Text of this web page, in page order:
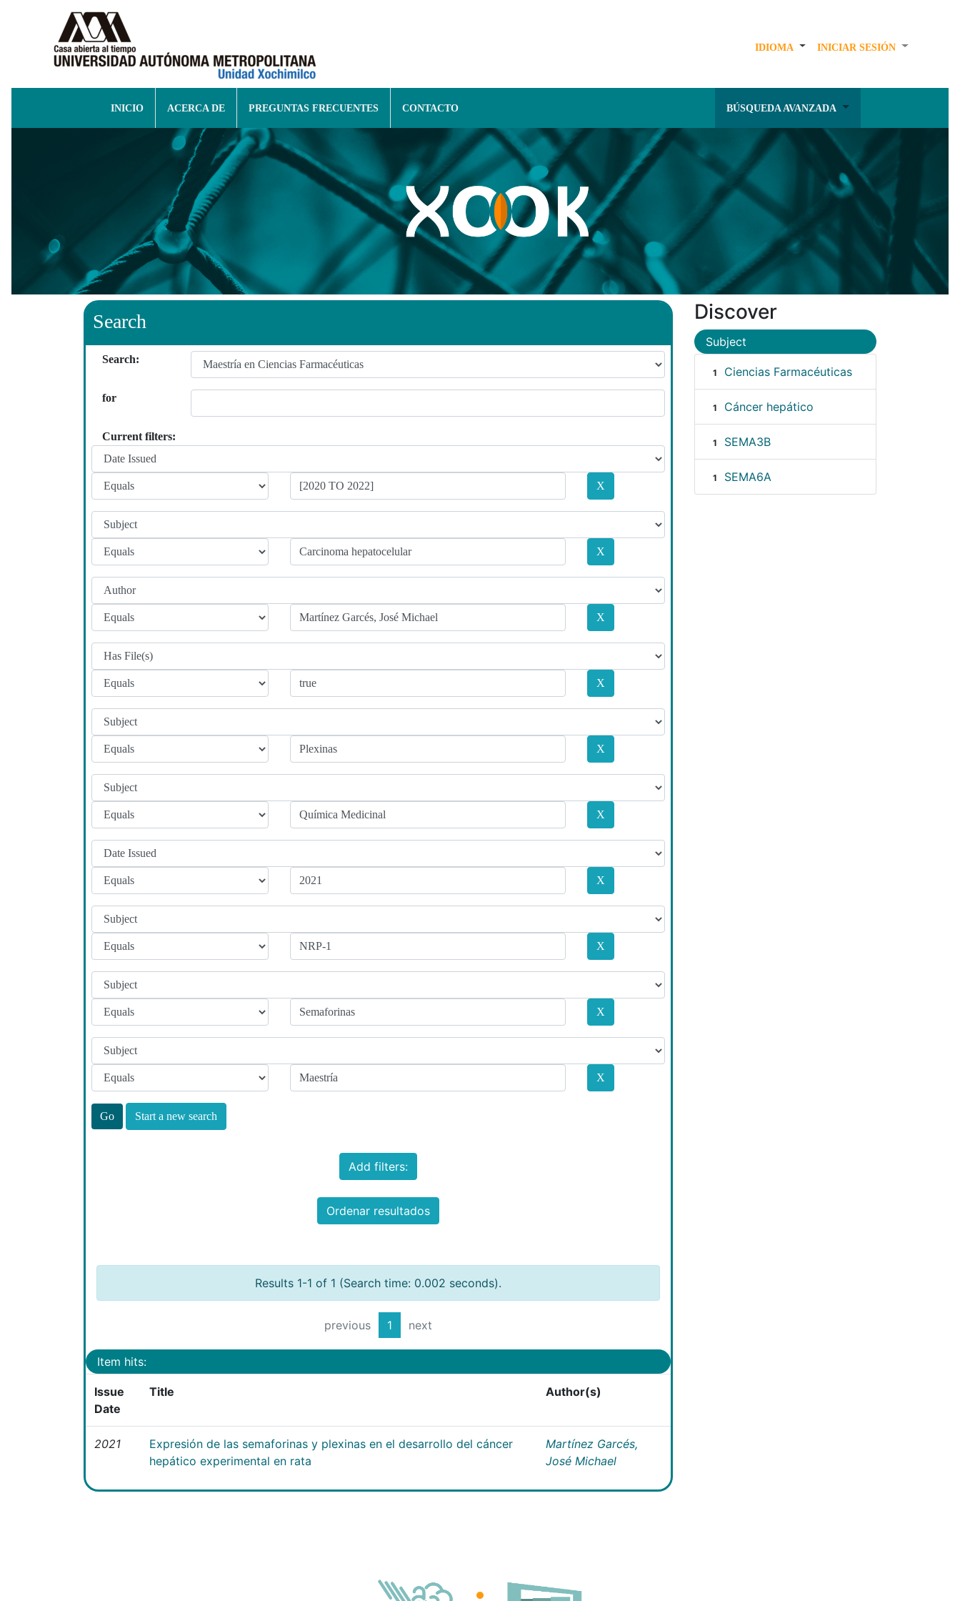
IDIOMA INICIAR SESIÓN
INICIO ACERCA DE PREGUNTAS FRECUENTES CONTACTO BÚSQUEDA AVANZADA
Search
Search:
for
Current filters:
Start a new search
Add filters:
Ordenar resultados
Results 1-1 of 1 (Search time: 0.002 seconds).
previous 1 next
Item hits:
Issue
Date
Title Author(s)
2021
Expresión de las semaforinas y plexinas en el desarrollo del cáncer
hepático experimental en rata
Martínez Garcés,
José Michael
Discover
Subject
1 Ciencias Farmacéuticas
1 Cáncer hepático
1 SEMA3B
1 SEMA6A